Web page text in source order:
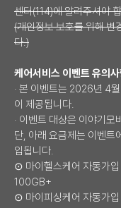
센터(114)에 알려주셔야
(개인정보 보호를 위해 변
다.)
케어서비스 이벤트 유의
· 본 이벤트는 2026년 4
이 제공됩니다.
· 이벤트 대상은 이야기
단, 아래 요금제는 이벤트
입됩니다.
⊙ 마이헬스케어 자동가
100GB+
⊙ 마이피싱케어 자동가